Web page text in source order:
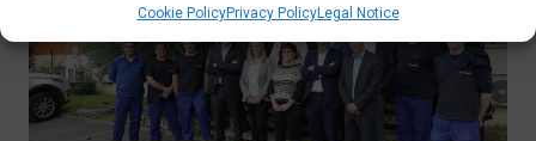
Cookie PolicyPrivacy PolicyLegal Notice